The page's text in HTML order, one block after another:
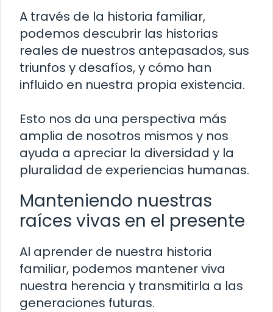
A través de la historia familiar,
podemos descubrir las historias
reales de nuestros antepasados, sus
triunfos y desafíos, y cómo han
influido en nuestra propia existencia.
Esto nos da una perspectiva más
amplia de nosotros mismos y nos
ayuda a apreciar la diversidad y la
pluralidad de experiencias humanas.
Manteniendo nuestras
raíces vivas en el presente
Al aprender de nuestra historia
familiar, podemos mantener viva
nuestra herencia y transmitirla a las
generaciones futuras.